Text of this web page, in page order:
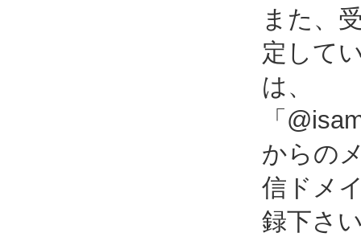
また、
定して
は、
「
からの
信ドメ
録下さ